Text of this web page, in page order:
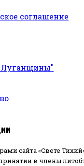
соглашение
Луганщины"
сайта «Свете
в члены